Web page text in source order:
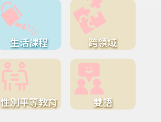
生活課程 跨領域
性別平等教育 雙語